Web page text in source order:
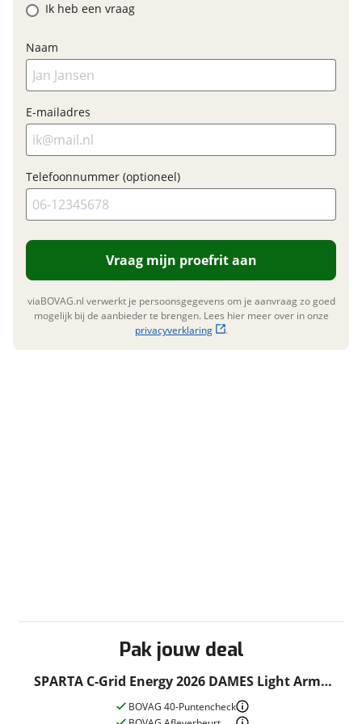
Financieel
Prijs
€ 3.074,-
BTW/marge
Bijtellingspercentage
Nieuwprijs
€ 3.074,-
BOVAG Garantie
Fabrieksgarantie van
toepassing
Fabrieksgarantie
Ja
Nieuwe accu
Inbegrepen
Meerprijs:
€ 0,-
Wat is een nieuwe accu?
Pak jouw deal
SPARTA C-Grid Energy 2026 DAMES Light Army
Green Matt 46cm 2026
BOVAG 40-Puntencheck
Ik heb een vraag
Naam
E-mailadres
Telefoonnummer (optioneel)
Vraag mijn proefrit aan
viaBOVAG.nl verwerkt je persoonsgegevens om je aanvraag zo goed
mogelijk bij de aanbieder te brengen. Lees hier meer over in onze
privacyverklaring
.